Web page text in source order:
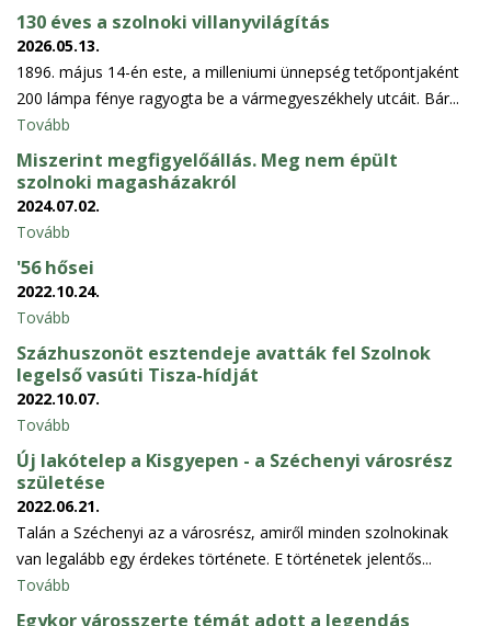
130 éves a szolnoki villanyvilágítás
2026.05.13.
1896. május 14-én este, a milleniumi ünnepség tetőpontjaként
200 lámpa fénye ragyogta be a vármegyeszékhely utcáit. Bár...
Tovább
Miszerint megfigyelőállás. Meg nem épült
szolnoki magasházakról
2024.07.02.
Tovább
'56 hősei
2022.10.24.
Tovább
Százhuszonöt esztendeje avatták fel Szolnok
legelső vasúti Tisza-hídját
2022.10.07.
Tovább
Új lakótelep a Kisgyepen - a Széchenyi városrész
születése
2022.06.21.
Talán a Széchenyi az a városrész, amiről minden szolnokinak
van legalább egy érdekes története. E történetek jelentős...
Tovább
Egykor városszerte témát adott a legendás